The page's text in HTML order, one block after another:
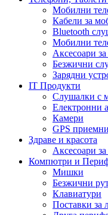
Мобилни
Кабели за
Bluetooth
Мобилни
Аксесоари
Безжични
Зарядни
IT Продукти
Слушалки с
Електронни
Камери
GPS
Здраве и красота
Аксесоари
Компютри и
Мишки
Безжични
Клавиатури
Поставки за